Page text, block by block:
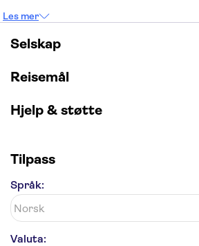
Burj Khalifa
Keukenhof
Alcatraz
Golden Circle
Les mer
Selskap
Reisemål
Hjelp & støtte
Tilpass
Språk:
Valuta: